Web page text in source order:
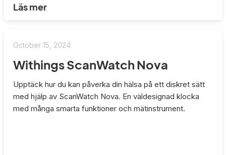
Läs mer
October 15, 2024
Withings ScanWatch Nova
Upptäck hur du kan påverka din hälsa på ett diskret sätt
med hjälp av ScanWatch Nova. En väldesignad klocka
med många smarta funktioner och mätinstrument.